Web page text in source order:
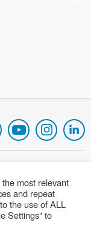
most relevant
and repeat
the use of ALL
Settings" to